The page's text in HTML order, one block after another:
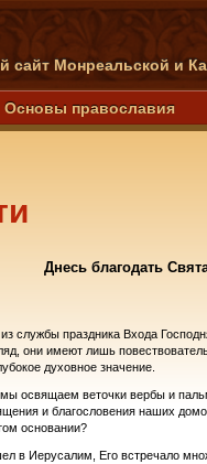
Монреальской и
Основы православия
Днесь благодать
службы праздника Входа
они имеют лишь
духовное значение.
мы освящаем веточки вербы и
и благословения наших
основании?
в Иерусалим, Его встречало